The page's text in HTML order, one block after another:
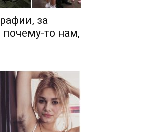
за
то нам,